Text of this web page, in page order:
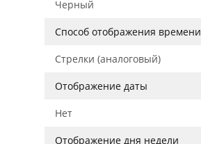
Черный
Способ отображения времени
Стрелки (аналоговый)
Отображение даты
Нет
Отображение дня недели